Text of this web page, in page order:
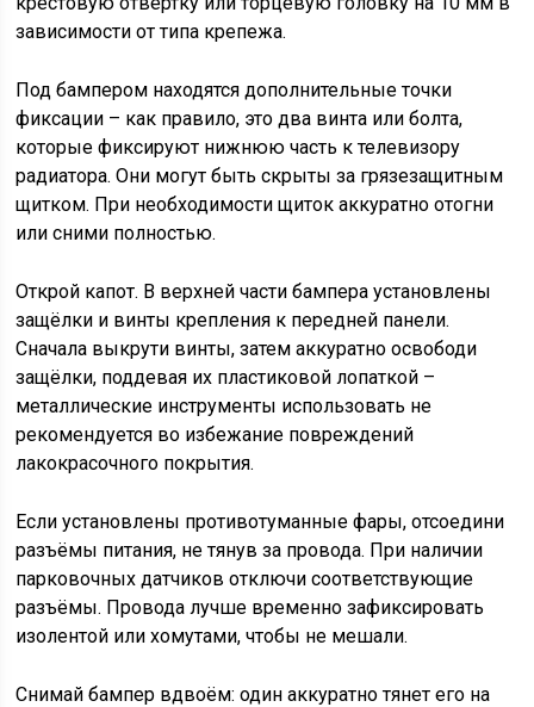
зависимости от типа крепежа.
Под бампером находятся дополнительные точки
фиксации – как правило, это два винта или болта,
которые фиксируют нижнюю часть к телевизору
радиатора. Они могут быть скрыты за грязезащитным
щитком. При необходимости щиток аккуратно отогни
или сними полностью.
Открой капот. В верхней части бампера установлены
защёлки и винты крепления к передней панели.
Сначала выкрути винты, затем аккуратно освободи
защёлки, поддевая их пластиковой лопаткой –
металлические инструменты использовать не
рекомендуется во избежание повреждений
лакокрасочного покрытия.
Если установлены противотуманные фары, отсоедини
разъёмы питания, не тянув за провода. При наличии
парковочных датчиков отключи соответствующие
разъёмы. Провода лучше временно зафиксировать
изолентой или хомутами, чтобы не мешали.
Снимай бампер вдвоём: один аккуратно тянет его на